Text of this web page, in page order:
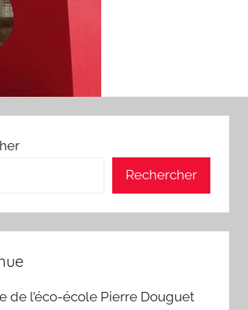
Rechercher
de l’éco-école Pierre Douguet